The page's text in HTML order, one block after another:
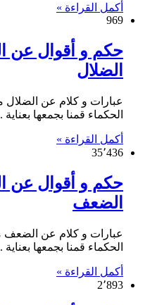
أكمل القراءة »
969
الضلال
عبارات و كلام عن الضلال
الحكماء قمنا بجمعها
أكمل القراءة »
35٬436
الضعف
عبارات و كلام عن الضعف
الحكماء قمنا بجمعها
أكمل القراءة »
2٬893